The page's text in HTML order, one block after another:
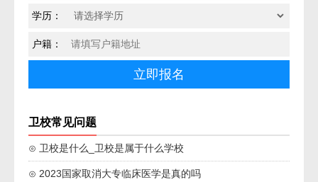
学历：
户籍：
卫校常见问题
⊙ 卫校是什么_卫校是属于什么学校
⊙ 2023国家取消大专临床医学是真的吗